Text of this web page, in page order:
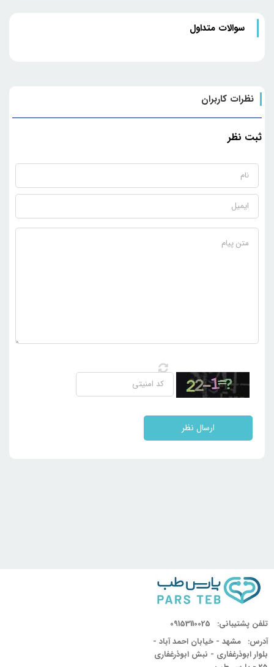
سوالات متداول
نظرات کاربران
ثبت نظر
ارسال نظر
تلفن پشتیبانی:
09153110025
آدرس: مشهد - خیابان احمد آباد -
بلوار ابوذرغفاری - نبش ابوذرغفاری